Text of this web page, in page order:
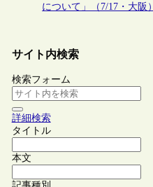
について」（7/17・大阪）
サイト内検索
検索フォーム
詳細検索
タイトル
本文